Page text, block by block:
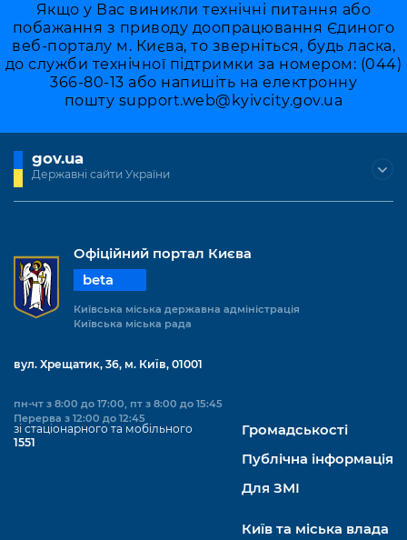
Якщо у Вас виникли технічні питання або
побажання з приводу доопрацювання Єдиного
веб-порталу м. Києва, то зверніться, будь ласка,
до служби технічної підтримки за номером: (044)
366-80-13 або напишіть на електронну
пошту support.web@kyivcity.gov.ua
gov.ua
Державні сайти України
Офіційний портал Києва
beta
Київська міська державна адміністрація
Київська міська рада
вул. Хрещатик, 36, м. Київ, 01001
пн-чт з 8:00 до 17:00, пт з 8:00 до 15:45
Перерва з 12:00 до 12:45
зі стаціонарного та мобільного
1551
Громадськості
Публічна інформація
Для ЗМІ
Київ та міська влада